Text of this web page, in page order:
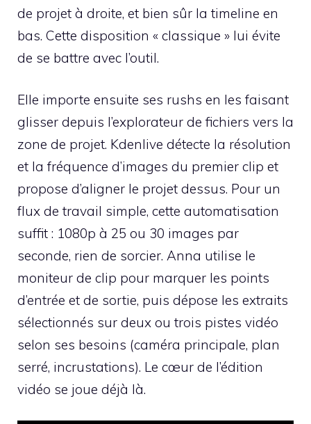
de projet à droite, et bien sûr la timeline en
bas. Cette disposition « classique » lui évite
de se battre avec l’outil.
Elle importe ensuite ses rushs en les faisant
glisser depuis l’explorateur de fichiers vers la
zone de projet. Kdenlive détecte la résolution
et la fréquence d’images du premier clip et
propose d’aligner le projet dessus. Pour un
flux de travail simple, cette automatisation
suffit : 1080p à 25 ou 30 images par
seconde, rien de sorcier. Anna utilise le
moniteur de clip pour marquer les points
d’entrée et de sortie, puis dépose les extraits
sélectionnés sur deux ou trois pistes vidéo
selon ses besoins (caméra principale, plan
serré, incrustations). Le cœur de l’édition
vidéo se joue déjà là.